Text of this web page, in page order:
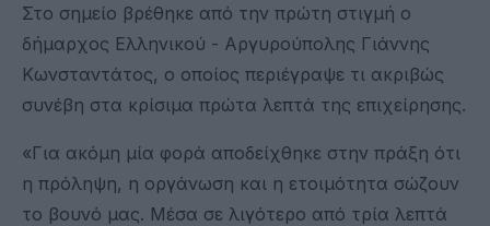
Στο σημείο βρέθηκε από την πρώτη στιγμή ο
δήμαρχος Ελληνικού - Αργυρούπολης Γιάννης
Κωνσταντάτος, ο οποίος περιέγραψε τι ακριβώς
συνέβη στα κρίσιμα πρώτα λεπτά της επιχείρησης.
«Για ακόμη μία φορά αποδείχθηκε στην πράξη ότι
η πρόληψη, η οργάνωση και η ετοιμότητα σώζουν
το βουνό μας. Μέσα σε λιγότερο από τρία λεπτά